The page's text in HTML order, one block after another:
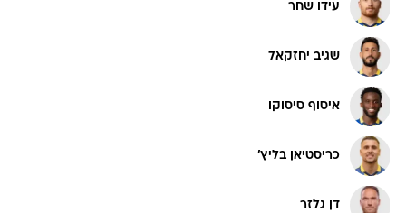
עידו שחר
שגיב יחזקאל
איסוף סיסוקו
כריסטיאן בליץ'
דן גלזר